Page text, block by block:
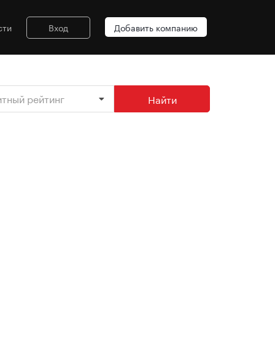
Вход Добавить компанию
рейтинг Найти